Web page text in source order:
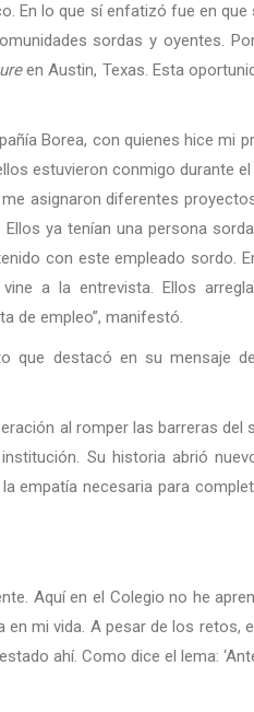
En lo que sí enfatizó fue en
sordas y oyentes.
en Austin, Texas. Esta
Borea, con quienes hice mi
estuvieron conmigo durante
asignaron diferentes
Ellos ya tenían una persona
con este empleado sordo.
a la entrevista. Ellos
de empleo”, manifestó.
destacó en su mensaje
al romper las barreras
Su historia abrió
empatía necesaria para
Aquí en el Colegio no he
mi vida. A pesar de los retos,
ahí. Como dice el lema: